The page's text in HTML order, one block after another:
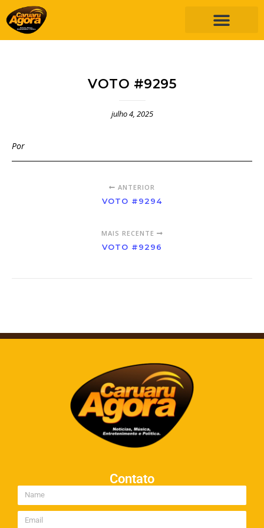
VOTO #9295
julho 4, 2025
Por
ANTERIOR
VOTO #9294
MAIS RECENTE
VOTO #9296
Contato